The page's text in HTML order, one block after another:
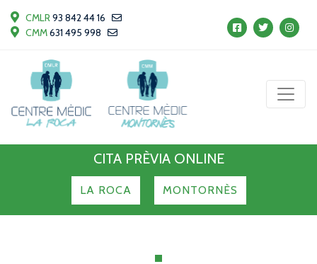
CMLR93 842 44 16
CMM631 495 998
CITA PRÈVIA ONLINE
LA ROCA MONTORNÈS